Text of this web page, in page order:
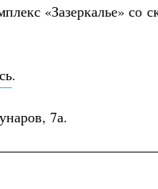
«Зазеркалье» со
.
7а.